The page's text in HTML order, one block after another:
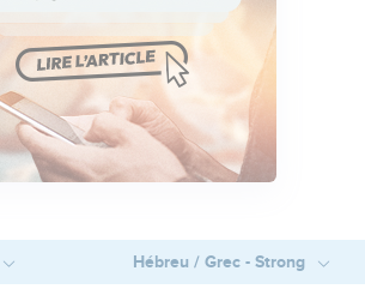
Hébreu / Grec - Strong